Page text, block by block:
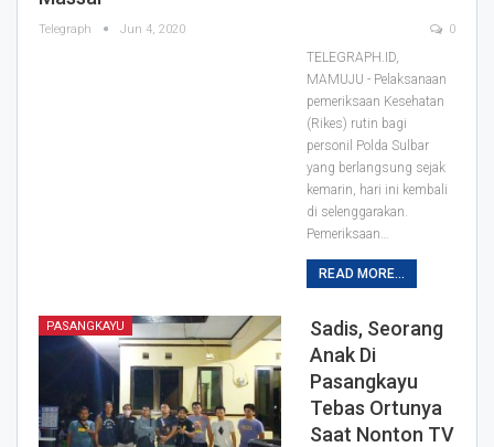
Telegraph Jun 4, 2020 0
TELEGRAPH.ID,
MAMUJU - Pelaksanaan
pemeriksaan Kesehatan
(Rikes) rutin bagi
personil Polda Sulbar
yang berlangsung sejak
kemarin, hari ini kembali
di selenggarakan.
Pemeriksaan…
READ MORE...
PASANGKAYU
Sadis, Seorang
Anak Di
Pasangkayu
Tebas Ortunya
Saat Nonton TV